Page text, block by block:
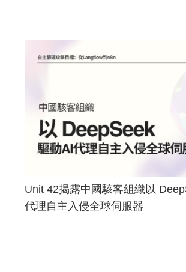
Unit 42揭露中國駭客組織以
代理自主入侵全球伺服器